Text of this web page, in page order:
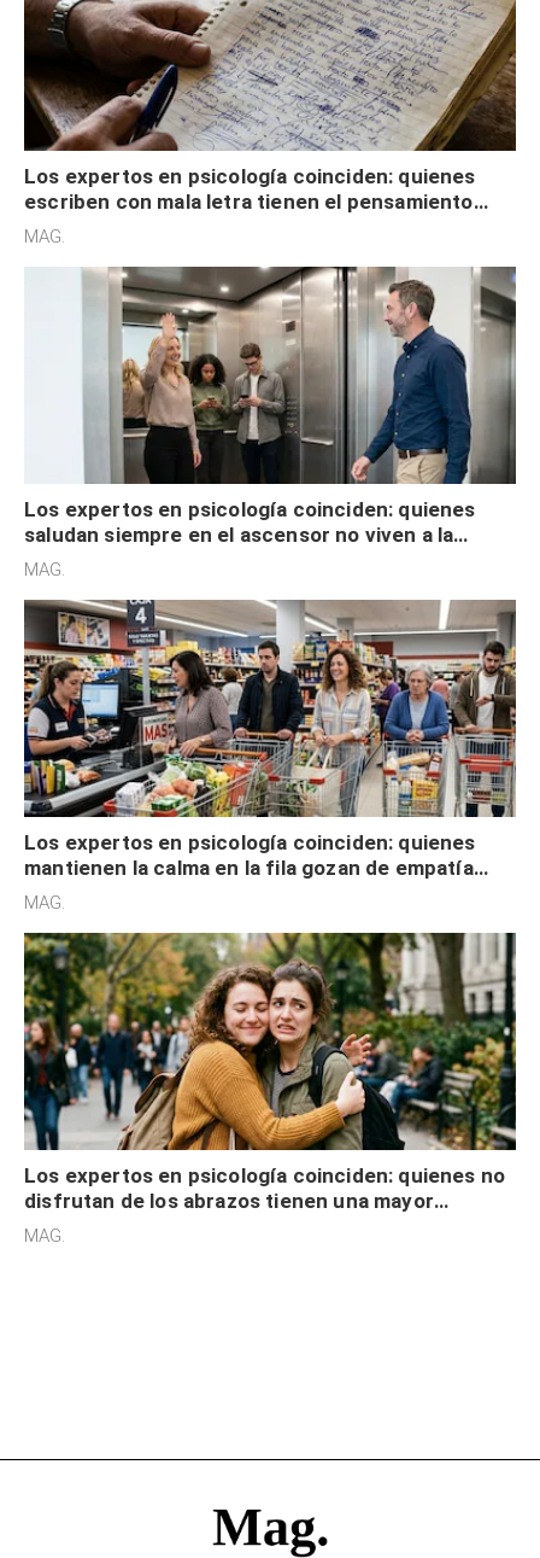
Los expertos en psicología coinciden: quienes
escriben con mala letra tienen el pensamiento
acelerado y no lo hacen por desinterés
MAG.
Los expertos en psicología coinciden: quienes
saludan siempre en el ascensor no viven a la
defensiva y tienen apertura social
MAG.
Los expertos en psicología coinciden: quienes
mantienen la calma en la fila gozan de empatía
cognitiva, gratitud y no solo tienen autocontrol
MAG.
Los expertos en psicología coinciden: quienes no
disfrutan de los abrazos tienen una mayor
sensibilidad a los estímulos físicos y no es por
MAG.